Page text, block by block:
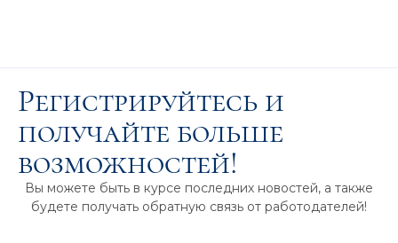
Регистрируйтесь и
получайте больше
возможностей!
Вы можете быть в курсе последних новостей, а также
будете получать обратную связь от работодателей!